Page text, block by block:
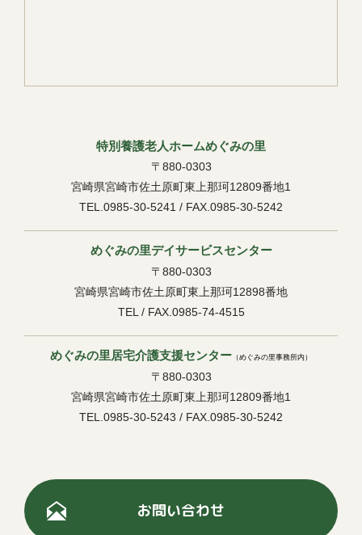
特別養護老人ホームめぐみの里
〒880-0303
宮崎県宮崎市佐土原町東上那珂12809番地1
TEL.0985-30-5241 / FAX.0985-30-5242
めぐみの里デイサービスセンター
〒880-0303
宮崎県宮崎市佐土原町東上那珂12898番地
TEL / FAX.0985-74-4515
めぐみの里居宅介護支援センター （めぐみの里事務所内）
〒880-0303
宮崎県宮崎市佐土原町東上那珂12809番地1
TEL.0985-30-5243 / FAX.0985-30-5242
お問い合わせ